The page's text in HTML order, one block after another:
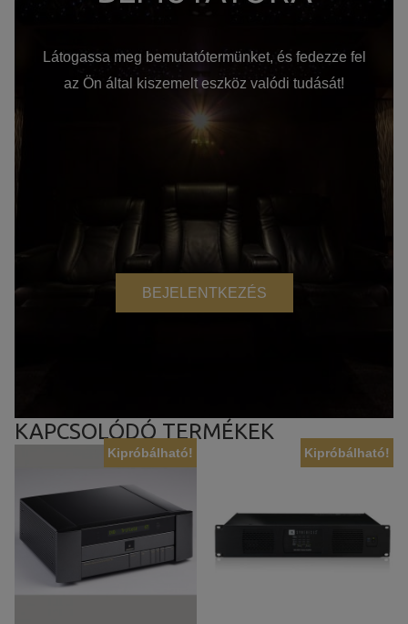
Látogassa meg bemutatótermünket, és fedezze fel
az Ön által kiszemelt eszköz valódi tudását!
BEJELENTKEZÉS
KAPCSOLÓDÓ TERMÉKEK
Kipróbálható! Kipróbálható!